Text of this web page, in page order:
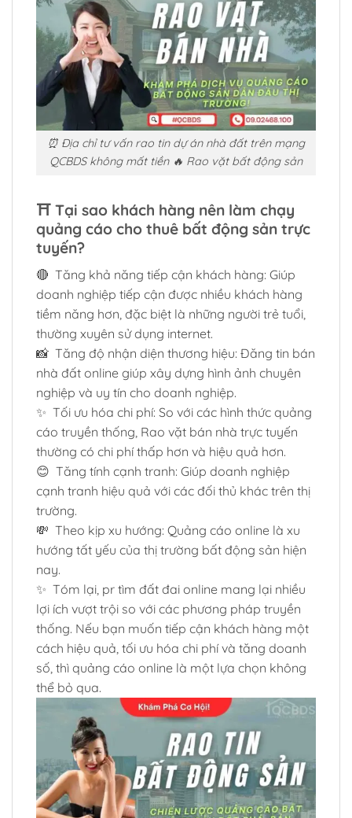
⏰ Địa chỉ tư vấn rao tin dự án nhà đất trên mạng
QCBDS không mất tiền 🔥 Rao vặt bất động sản
⛩️ Tại sao khách hàng nên làm chạy
quảng cáo cho thuê bất động sản trực
tuyến?
🔴 Tăng khả năng tiếp cận khách hàng: Giúp
doanh nghiệp tiếp cận được nhiều khách hàng
tiềm năng hơn, đặc biệt là những người trẻ tuổi,
thường xuyên sử dụng internet.
📸 Tăng độ nhận diện thương hiệu: Đăng tin bán
nhà đất online giúp xây dựng hình ảnh chuyên
nghiệp và uy tín cho doanh nghiệp.
✨ Tối ưu hóa chi phí: So với các hình thức quảng
cáo truyền thống, Rao vặt bán nhà trực tuyến
thường có chi phí thấp hơn và hiệu quả hơn.
😊 Tăng tính cạnh tranh: Giúp doanh nghiệp
cạnh tranh hiệu quả với các đối thủ khác trên thị
trường.
💸 Theo kịp xu hướng: Quảng cáo online là xu
hướng tất yếu của thị trường bất động sản hiện
nay.
✨ Tóm lại, pr tìm đất đai online mang lại nhiều
lợi ích vượt trội so với các phương pháp truyền
thống. Nếu bạn muốn tiếp cận khách hàng một
cách hiệu quả, tối ưu hóa chi phí và tăng doanh
số, thì quảng cáo online là một lựa chọn không
thể bỏ qua.